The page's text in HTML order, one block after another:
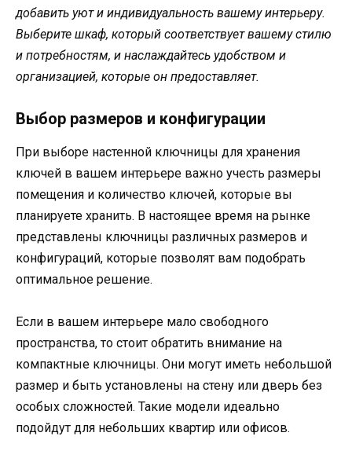
добавить уют и индивидуальность вашему интерьеру.
Выберите шкаф, который соответствует вашему стилю
и потребностям, и наслаждайтесь удобством и
организацией, которые он предоставляет.
Выбор размеров и конфигурации
При выборе настенной ключницы для хранения
ключей в вашем интерьере важно учесть размеры
помещения и количество ключей, которые вы
планируете хранить. В настоящее время на рынке
представлены ключницы различных размеров и
конфигураций, которые позволят вам подобрать
оптимальное решение.
Если в вашем интерьере мало свободного
пространства, то стоит обратить внимание на
компактные ключницы. Они могут иметь небольшой
размер и быть установлены на стену или дверь без
особых сложностей. Такие модели идеально
подойдут для небольших квартир или офисов.